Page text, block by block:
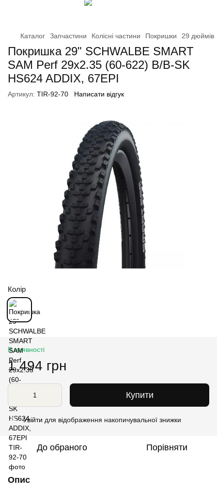
Каталог Запчастини Колісні частини Покришки 29 дюймів
Покришка 29" SCHWALBE SMART
SAM Perf 29x2.35 (60-622) B/B-SK
HS624 ADDIX, 67EPI
Артикул: TIR-92-70 Написати відгук
Колір
В наявності
1 494 грн
Купити
% Увійти для відображення накопичувальної знижки
До обраного Порівняти
Опис